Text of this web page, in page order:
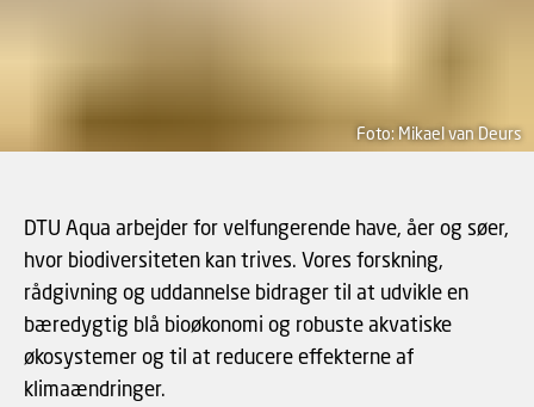
Foto: Mikael van Deurs
DTU Aqua arbejder for velfungerende have, åer og søer,
hvor biodiversiteten kan trives. Vores forskning,
rådgivning og uddannelse bidrager til at udvikle en
bæredygtig blå bioøkonomi og robuste akvatiske
økosystemer og til at reducere effekterne af
klimaændringer.